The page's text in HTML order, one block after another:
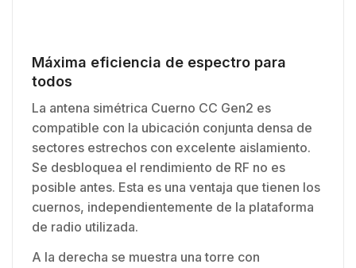
Máxima eficiencia de espectro para
todos
La antena simétrica Cuerno CC Gen2 es
compatible con la ubicación conjunta densa de
sectores estrechos con excelente aislamiento.
Se desbloquea el rendimiento de RF no es
posible antes. Esta es una ventaja que tienen los
cuernos, independientemente de la plataforma
de radio utilizada.
A la derecha se muestra una torre con